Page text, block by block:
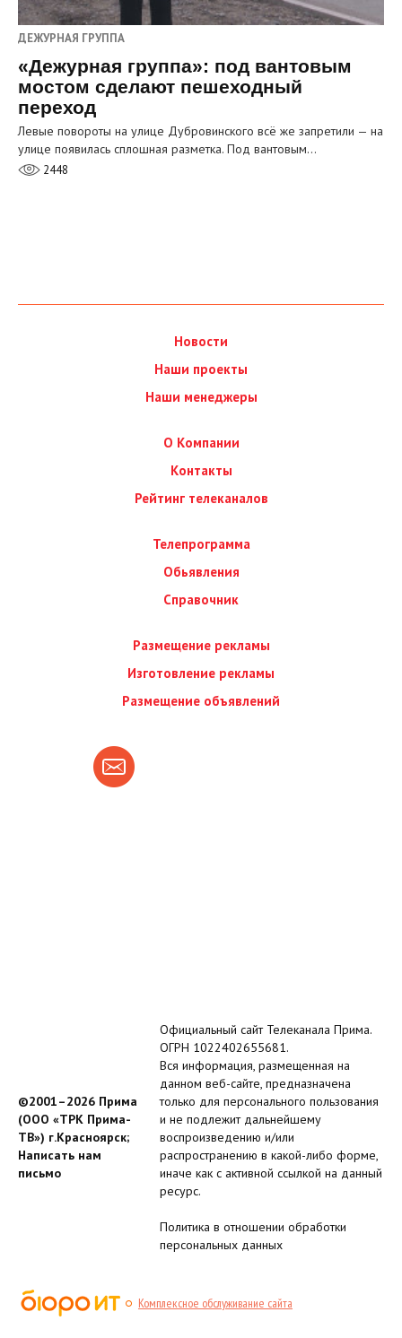
ДЕЖУРНАЯ ГРУППА
«Дежурная группа»: под вантовым
мостом сделают пешеходный
переход
Левые повороты на улице Дубровинского всё же запретили — на
улице появилась сплошная разметка. Под вантовым…
2448
Новости
Наши проекты
Наши менеджеры
О Компании
Контакты
Рейтинг телеканалов
Телепрограмма
Обьявления
Справочник
Размещение рекламы
Изготовление рекламы
Размещение объявлений
©2001–2026 Прима
(ООО «ТРК Прима-
ТВ») г.Красноярск;
Написать нам
письмо
Официальный сайт Телеканала Прима.
ОГРН 1022402655681.
Вся информация, размещенная на
данном веб-сайте, предназначена
только для персонального пользования
и не подлежит дальнейшему
воспроизведению и/или
распространению в какой-либо форме,
иначе как с активной ссылкой на данный
ресурс.
Политика в отношении обработки
персональных данных
Комплексное обслуживание сайта